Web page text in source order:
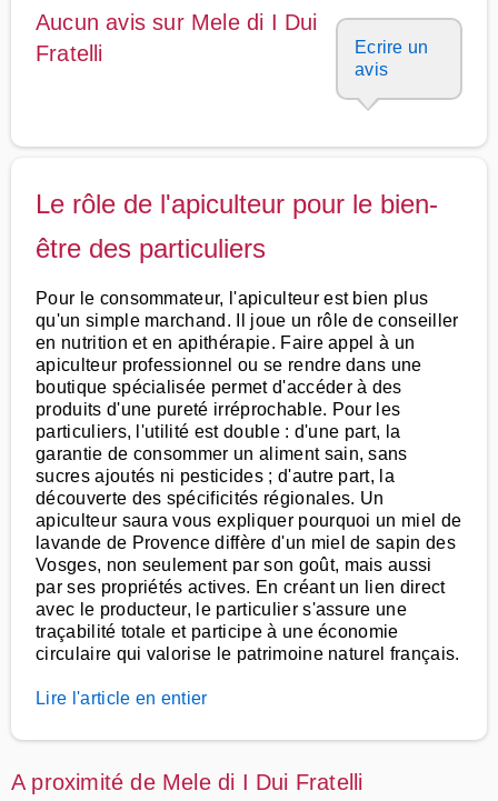
Aucun avis sur Mele di I Dui
Fratelli
Ecrire un
avis
Le rôle de l'apiculteur pour le bien-
être des particuliers
Pour le consommateur, l'apiculteur est bien plus
qu'un simple marchand. Il joue un rôle de conseiller
en nutrition et en apithérapie. Faire appel à un
apiculteur professionnel ou se rendre dans une
boutique spécialisée permet d'accéder à des
produits d'une pureté irréprochable. Pour les
particuliers, l'utilité est double : d'une part, la
garantie de consommer un aliment sain, sans
sucres ajoutés ni pesticides ; d'autre part, la
découverte des spécificités régionales. Un
apiculteur saura vous expliquer pourquoi un miel de
lavande de Provence diffère d'un miel de sapin des
Vosges, non seulement par son goût, mais aussi
par ses propriétés actives. En créant un lien direct
avec le producteur, le particulier s'assure une
traçabilité totale et participe à une économie
circulaire qui valorise le patrimoine naturel français.
Lire l'article en entier
A proximité de Mele di I Dui Fratelli